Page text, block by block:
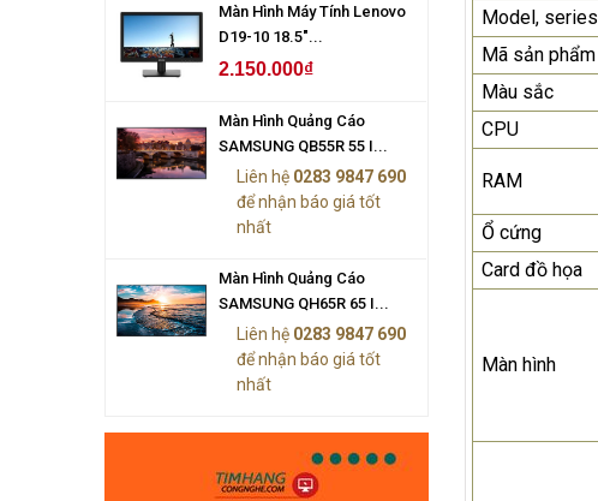
Màn Hình Máy Tính Lenovo
D19-10 18.5"...
2.150.000₫
Màn Hình Quảng Cáo
SAMSUNG QB55R 55 I...
Liên hệ 0283 9847 690
để nhận báo giá tốt
nhất
Màn Hình Quảng Cáo
SAMSUNG QH65R 65 I...
Liên hệ 0283 9847 690
để nhận báo giá tốt
nhất
Model, series
Mã sản phẩm
Màu sắc
CPU
RAM
Ổ cứng
Card đồ họa
Màn hình